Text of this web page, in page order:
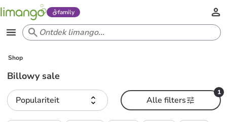
family
Shop
Billowy sale
Populariteit
1
Alle filters